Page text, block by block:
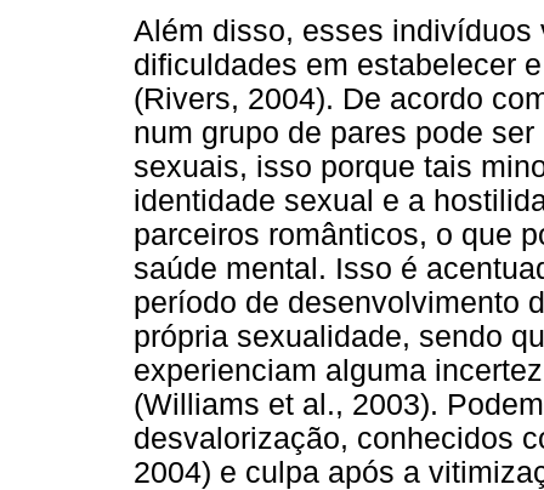
Além disso, esses
dificuldades em estabelecer
(Rivers, 2004). De acordo
num grupo de pares pode
sexuais, isso porque tais
identidade sexual e a
parceiros românticos, o que
saúde mental. Isso é
período de desenvolvimento
própria sexualidade, sendo
experienciam alguma
(Williams et al., 2003).
desvalorização, conhecidos
2004) e culpa após a